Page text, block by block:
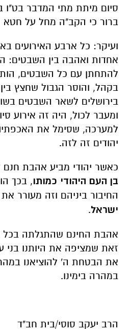
סיום מיתת מתי המדבר בט"ו
ברור כי הקב"ה מחל על חטא
ועיקר: כל ארבע האירועים
אחדות ואהבה בין השבטים:
להתחתן עם כל השבטים,
בקהל, והוסר הגבול שחצץ
בירושלים לשאר השבטים
ומעבר לכול, היה זה אירוע
למערכה, שסימל את
יהודים זה לזה.
כאשר יהודי מביע אהבת חנם
בן העם היהודי כמותו, בכך
החיבור ביניהם וזה מעורר
ישראל.
אהבת החינם שהתגלתה בכל
זאת שמציפה את היותנו בני
את הבטחת ה' להוציאנו
במהרה בימינו.
הרב יעקב סוסי/בית חב"ד